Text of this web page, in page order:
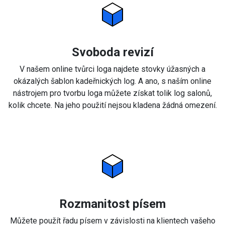
Svoboda revizí
V našem online tvůrci loga najdete stovky úžasných a
okázalých šablon kadeřnických log. A ano, s naším online
nástrojem pro tvorbu loga můžete získat tolik log salonů,
kolik chcete. Na jeho použití nejsou kladena žádná omezení.
Rozmanitost písem
Můžete použít řadu písem v závislosti na klientech vašeho